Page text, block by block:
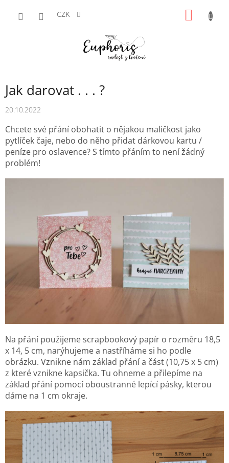
CZK
Jak darovat . . . ?
20.10.2022
Chcete své přání obohatit o nějakou maličkost jako
pytlíček čaje, nebo do něho přidat dárkovou kartu /
peníze pro oslavence? S tímto přáním to není žádný
problém!
Na přání použijeme scrapbookový papír o rozměru 18,5
x 14, 5 cm, narýhujeme a nastříháme si ho podle
obrázku. Vznikne nám základ přání a část (10,75 x 5 cm)
z které vznikne kapsička. Tu ohneme a přilepíme na
základ přání pomocí oboustranné lepící pásky, kterou
dáme na 1 cm okraje.